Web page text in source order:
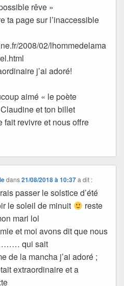
rêve »
ta page sur l’inaccessible
2008/02/lhommedelama
j’ai adoré!
aimé « le poète
et ton billet
fait revivre et nous offre
dans21/08/2018 à 10:37 a dit :
passer le solstice d’été
le soleil de minuit
reste
mari lol
et moi avons dit que nous
qui sait
de la mancha j’ai adoré ;
extraordinaire et a